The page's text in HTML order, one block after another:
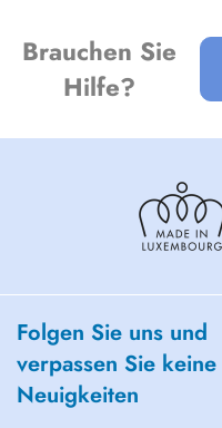
Brauchen Sie
Hilfe?
Folgen Sie uns und
verpassen Sie keine
Neuigkeiten